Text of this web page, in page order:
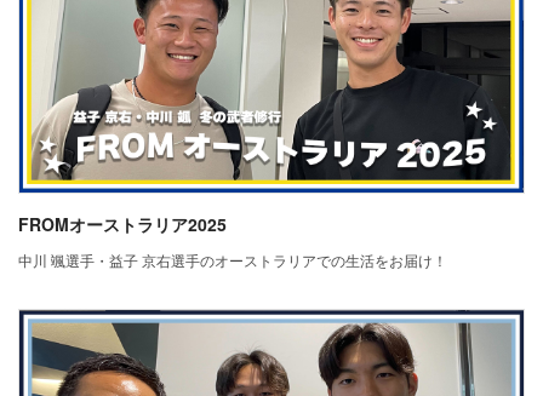
FROMオーストラリア2025
中川 颯選手・益子 京右選手のオーストラリアでの生活をお届け！